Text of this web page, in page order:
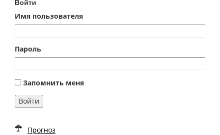
Войти
Имя пользователя
Пароль
Запомнить меня
Войти
Прогноз